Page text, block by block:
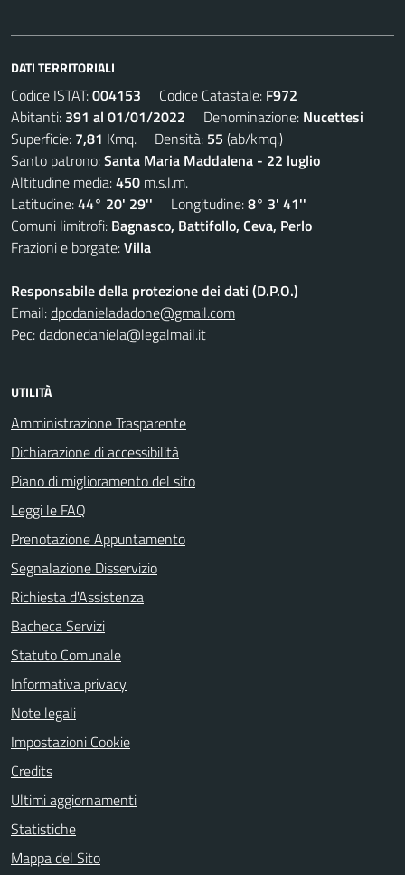
DATI TERRITORIALI
Codice ISTAT:004153 Codice Catastale: F972
Abitanti: 391 al 01/01/2022 Denominazione: Nucettesi
Superficie: 7,81 Kmq. Densità: 55 (ab/kmq.)
Santo patrono:Santa Maria Maddalena - 22 luglio
Altitudine media:450 m.s.l.m.
Latitudine:44° 20' 29'' Longitudine:8° 3' 41''
Comuni limitrofi: Bagnasco, Battifollo, Ceva, Perlo
Frazioni e borgate:Villa
Responsabile della protezione dei dati (D.P.O.)
Email:dpodanieladadone@gmail.com
Pec:dadonedaniela@legalmail.it
UTILITÀ
Amministrazione Trasparente
Dichiarazione di accessibilità
Piano di miglioramento del sito
Leggi le FAQ
Prenotazione Appuntamento
Segnalazione Disservizio
Richiesta d'Assistenza
Bacheca Servizi
Statuto Comunale
Informativa privacy
Note legali
Impostazioni Cookie
Credits
Ultimi aggiornamenti
Statistiche
Mappa del Sito